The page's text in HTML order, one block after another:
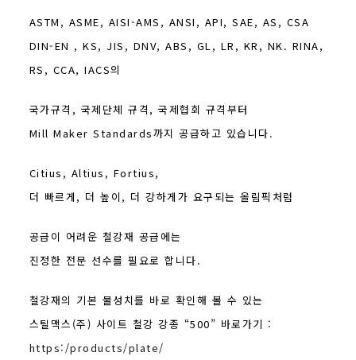
ASTM, ASME, AISI-AMS, ANSI, API, SAE, AS, CSA
DIN-EN , KS, JIS, DNV, ABS, GL, LR, KR, NK. RINA,
RS, CCA, IACS의
국가규격, 국제단체 규격, 국제협회 규격부터
Mill Maker Standards까지 공급하고 있습니다.
Citius, Altius, Fortius,
더 빠르게, 더 높이, 더 강하게가 요구되는 올림픽처럼
공급이 어려운 철강재 공급에는
진정한 전문 선수를 필요로 합니다.
철강재의 기본 물성치를 바로 확인해 볼 수 있는
스틸맥스(주) 사이트 철강 강종 “500” 바로가기 :
https:/products/plate/